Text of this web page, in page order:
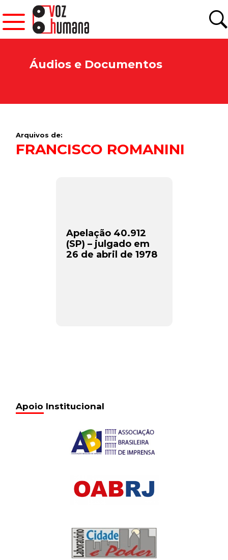
Áudios e Documentos
Arquivos de:
FRANCISCO ROMANINI
Apelação 40.912
(SP) – julgado em
26 de abril de 1978
Apoio Institucional